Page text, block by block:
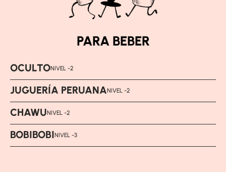
PARA BEBER
OCULTONIVEL -2
JUGUERÍA PERUANANIVEL -2
CHAWUNIVEL -2
BOBIBOBINIVEL -3